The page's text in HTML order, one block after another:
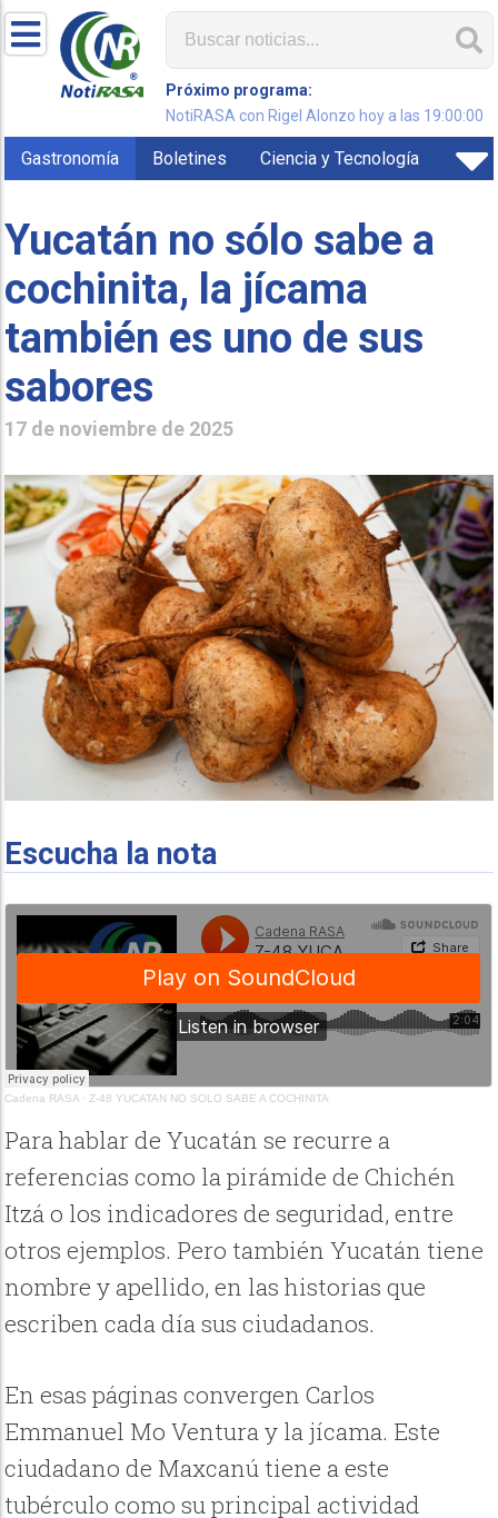
Próximo programa:
NotiRASA con Rigel Alonzo hoy a las 19:00:00
Gastronomía Boletines Ciencia y Tecnología
Yucatán no sólo sabe a
cochinita, la jícama
también es uno de sus
sabores
17 de noviembre de 2025
Escucha la nota
Cadena RASA · Z-48 YUCATAN NO SOLO SABE A COCHINITA
Para hablar de Yucatán se recurre a
referencias como la pirámide de Chichén
Itzá o los indicadores de seguridad, entre
otros ejemplos. Pero también Yucatán tiene
nombre y apellido, en las historias que
escriben cada día sus ciudadanos.
En esas páginas convergen Carlos
Emmanuel Mo Ventura y la jícama. Este
ciudadano de Maxcanú tiene a este
tubérculo como su principal actividad